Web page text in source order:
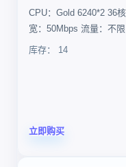
CPU：Gold 6240*2 36
宽：50Mbps 流量：不限
库存： 14
立即购买